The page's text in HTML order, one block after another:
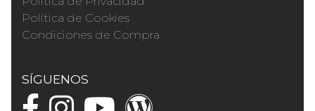
Política de Cookies
Condiciones de Compra
SÍGUENOS